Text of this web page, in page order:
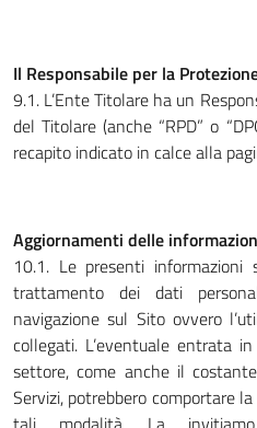
Il Responsabile per la
9.1. L’Ente Titolare ha un
del Titolare (anche “RPD” o
recapito indicato in calce alla
Aggiornamenti delle
10.1. Le presenti
trattamento dei dati
navigazione sul Sito ovvero
collegati. L’eventuale entrata
settore, come anche il
Servizi, potrebbero comportare